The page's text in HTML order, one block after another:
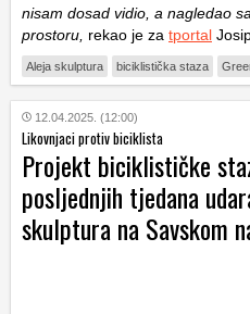
nisam dosad vidio, a nagledao
prostoru, rekao je za tportal
Aleja skulptura biciklistička staza
12.04.2025. (12:00)
Likovnjaci protiv biciklista
Projekt biciklističke
posljednjih tjedana
skulptura na Savskom